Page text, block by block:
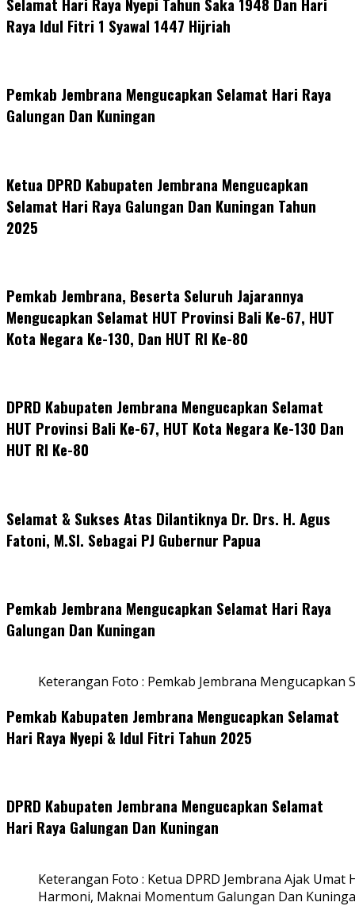
Raya Idul Fitri 1 Syawal 1447 Hijriah
Pemkab Jembrana Mengucapkan Selamat Hari Raya
Galungan Dan Kuningan
Ketua DPRD Kabupaten Jembrana Mengucapkan
Selamat Hari Raya Galungan Dan Kuningan Tahun
2025
Pemkab Jembrana, Beserta Seluruh Jajarannya
Mengucapkan Selamat HUT Provinsi Bali Ke-67, HUT
Kota Negara Ke-130, Dan HUT RI Ke-80
DPRD Kabupaten Jembrana Mengucapkan Selamat
HUT Provinsi Bali Ke-67, HUT Kota Negara Ke-130 Dan
HUT RI Ke-80
Selamat & Sukses Atas Dilantiknya Dr. Drs. H. Agus
Fatoni, M.SI. Sebagai PJ Gubernur Papua
Pemkab Jembrana Mengucapkan Selamat Hari Raya
Galungan Dan Kuningan
Keterangan Foto : Pemkab Jembrana Mengucapkan
Pemkab Kabupaten Jembrana Mengucapkan Selamat
Hari Raya Nyepi & Idul Fitri Tahun 2025
DPRD Kabupaten Jembrana Mengucapkan Selamat
Hari Raya Galungan Dan Kuningan
Keterangan Foto : Ketua DPRD Jembrana Ajak
Harmoni, Maknai Momentum Galungan Dan